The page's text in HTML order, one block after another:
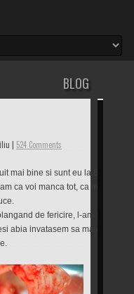
BLOG
| 524 Comments
mai bine si sunt eu la 6 ani. Ma
ca voi manca tot, ca ma voi
de fericire, l-am strans la
abia invatasem sa ma ghidez